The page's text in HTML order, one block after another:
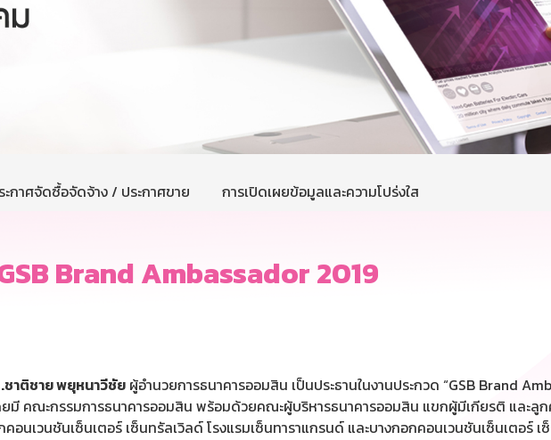
ะกาศจัดซื้อจัดจ้าง / ประกาศขาย การเปิดเผยข้อมูลและความโปร่งใส
Brand Ambassador 2019
ชาติชาย พยุหนาวีชัย ผู้อำนวยการธนาคารออมสิน เป็นประธานในงานประกวด “GSB Brand
มี คณะกรรมการธนาคารออมสิน พร้อมด้วยคณะผู้บริหารธนาคารออมสิน แขกผู้มีเกียรติ และลู
นเวนชันเซ็นเตอร์ เซ็นทรัลเวิลด์ โรงแรมเซ็นทาราแกรนด์ และบางกอกคอนเวนชันเซ็นเตอร์ เ